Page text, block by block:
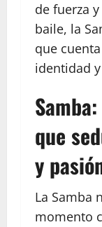
de fuerza
baile, la
que
identidad
que
y
La Samba
momento